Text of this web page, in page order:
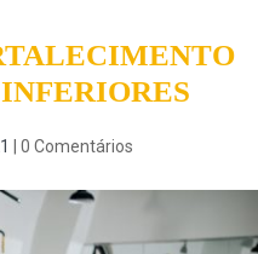
0 Comentários